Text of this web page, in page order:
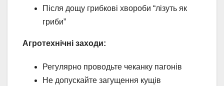
Після дощу грибкові хвороби “лізуть як
гриби”
Агротехнічні заходи:
Регулярно проводьте чеканку пагонів
Не допускайте загущення кущів